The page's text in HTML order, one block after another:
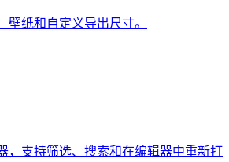
壁纸和自定义导出尺寸。
，支持筛选、搜索和在编辑器中重新打